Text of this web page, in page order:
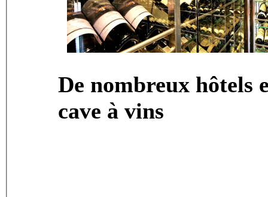
De nombreux hôtels
cave à vins